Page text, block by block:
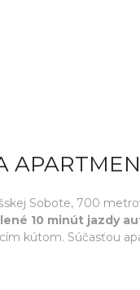
Sobote, 700
10 minút jazdy
kútom. Súčasťou